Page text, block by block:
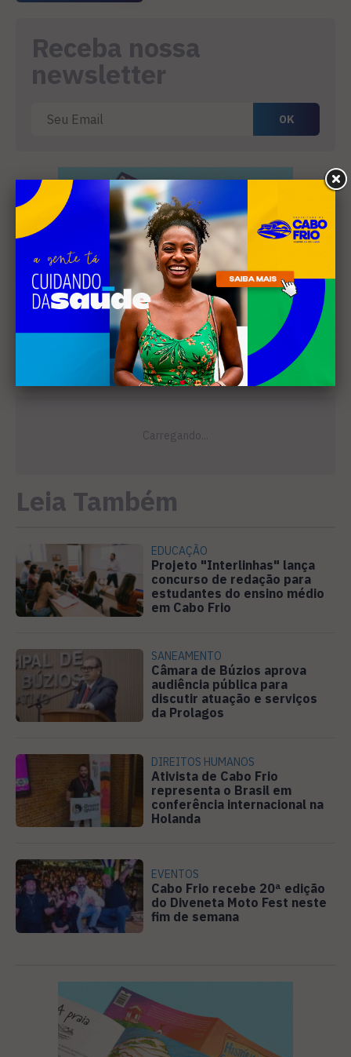
Receba nossa
newsletter
Leia Também
EDUCAÇÃO
Projeto "Interlinhas" lança
concurso de redação para
estudantes do ensino médio
em Cabo Frio
SANEAMENTO
Câmara de Búzios aprova
audiência pública para
discutir atuação e serviços
da Prolagos
DIREITOS HUMANOS
Ativista de Cabo Frio
representa o Brasil em
conferência internacional na
Holanda
EVENTOS
Cabo Frio recebe 20ª edição
do Diveneta Moto Fest neste
fim de semana